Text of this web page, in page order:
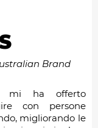
Brand
mi ha offerto
con persone
migliorando le